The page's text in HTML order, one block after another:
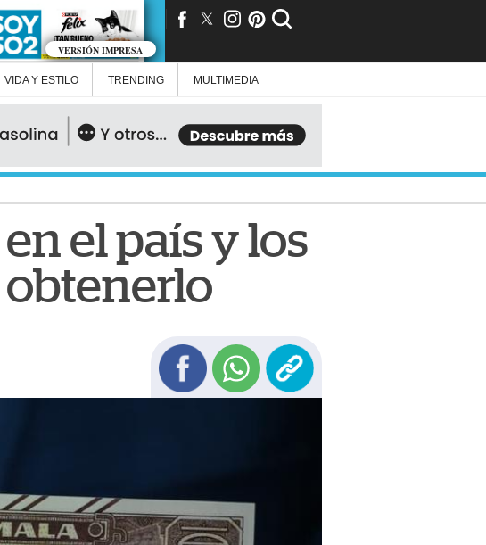
VERSIÓN IMPRESA
VIDA Y ESTILO TRENDING MULTIMEDIA
el país y los